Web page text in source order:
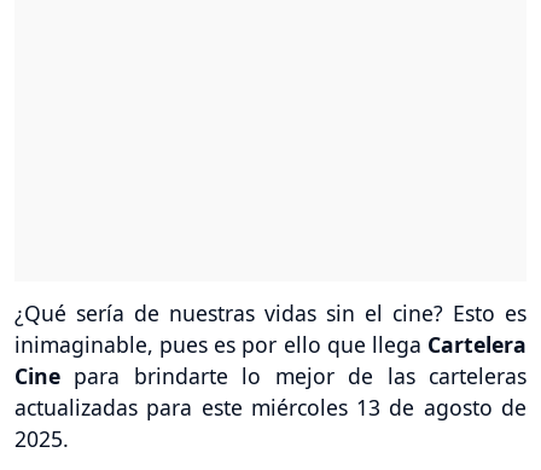
¿Qué sería de nuestras vidas sin el cine? Esto es
inimaginable, pues es por ello que llega Cartelera
Cine para brindarte lo mejor de las carteleras
actualizadas para este miércoles 13 de agosto de
2025.